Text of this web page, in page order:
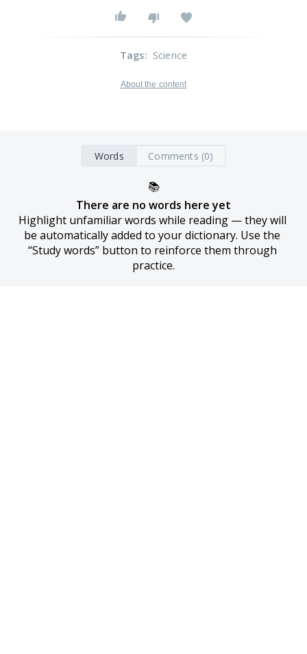
Tags: Science
About the content
Words Comments (0)
📚
There are no words here yet
Highlight unfamiliar words while reading — they will
be automatically added to your dictionary. Use the
“Study words” button to reinforce them through
practice.